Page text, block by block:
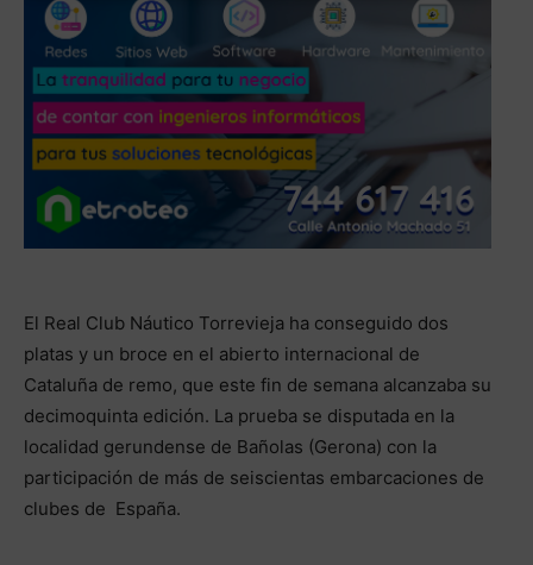
El Real Club Náutico Torrevieja ha conseguido dos
platas y un broce en el abierto internacional de
Cataluña de remo, que este fin de semana alcanzaba su
decimoquinta edición. La prueba se disputada en la
localidad gerundense de Bañolas (Gerona) con la
participación de más de seiscientas embarcaciones de
clubes de España.